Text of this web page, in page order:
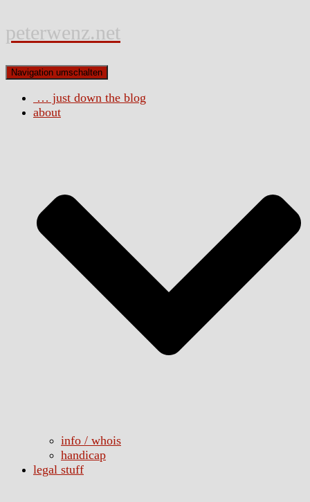
peterwenz.net
Navigation umschalten
… just down the blog
about
info / whois
handicap
legal stuff